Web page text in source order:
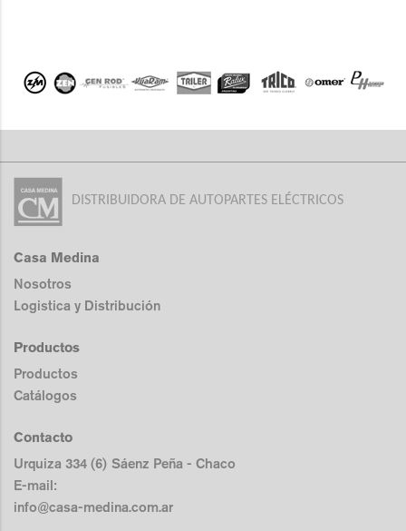
DISTRIBUIDORA DE AUTOPARTES ELÉCTRICOS
Casa Medina
Nosotros
Logistica y Distribución
Productos
Productos
Catálogos
Contacto
Urquiza 334 (6) Sáenz Peña - Chaco
E-mail:
info@casa-medina.com.ar